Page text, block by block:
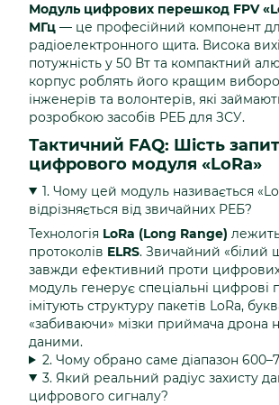
Модуль цифрових перешкод FPV
МГц — це професійний компонент
радіоелектронного щита. Висока
потужність у 50 Вт та компактний
корпус роблять його кращим
інженерів та волонтерів, які
розробкою засобів РЕБ для ЗСУ.
Тактичний FAQ: Шість
цифрового модуля «LoRa»
1. Чому цей модуль називається
відрізняється від звичайних РЕБ?
Технологія LoRa (Long Range)
протоколів ELRS. Звичайний «білий
завжди ефективний проти цифрових
модуль генерує спеціальні цифрові
імітують структуру пакетів LoRa,
«забиваючи» мізки приймача дрона
даними.
2. Чому обрано саме діапазон
3. Який реальний радіус захисту
цифрового сигналу?